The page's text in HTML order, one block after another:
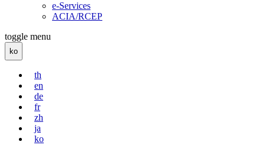
e-Services
ACIA/RCEP
toggle menu
ko
th
en
de
fr
zh
ja
ko